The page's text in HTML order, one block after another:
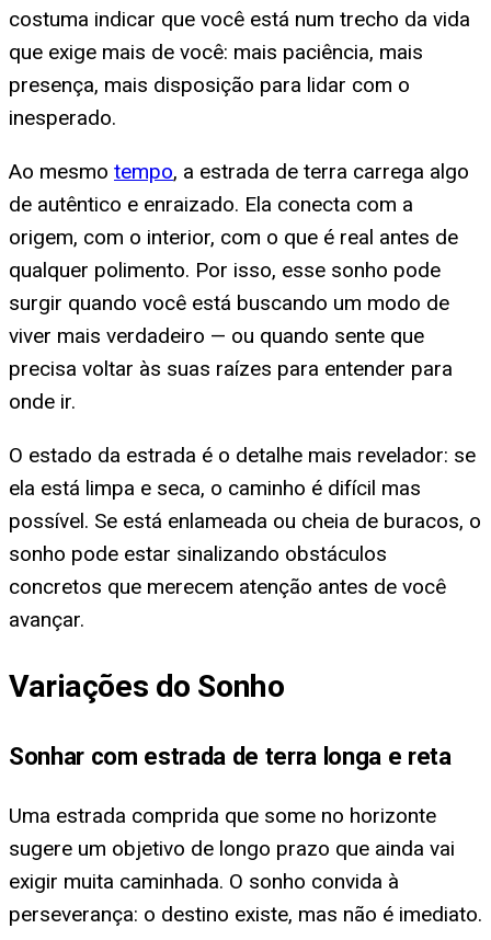
costuma indicar que você está num trecho da vida
que exige mais de você: mais paciência, mais
presença, mais disposição para lidar com o
inesperado.
Ao mesmo tempo, a estrada de terra carrega algo
de autêntico e enraizado. Ela conecta com a
origem, com o interior, com o que é real antes de
qualquer polimento. Por isso, esse sonho pode
surgir quando você está buscando um modo de
viver mais verdadeiro — ou quando sente que
precisa voltar às suas raízes para entender para
onde ir.
O estado da estrada é o detalhe mais revelador: se
ela está limpa e seca, o caminho é difícil mas
possível. Se está enlameada ou cheia de buracos, o
sonho pode estar sinalizando obstáculos
concretos que merecem atenção antes de você
avançar.
Variações do Sonho
Sonhar com estrada de terra longa e reta
Uma estrada comprida que some no horizonte
sugere um objetivo de longo prazo que ainda vai
exigir muita caminhada. O sonho convida à
perseverança: o destino existe, mas não é imediato.